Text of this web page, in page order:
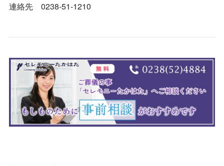
連絡先 0238-51-1210